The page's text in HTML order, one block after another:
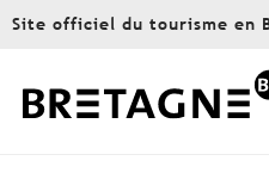
Aller
principal
Site officiel du tourisme en